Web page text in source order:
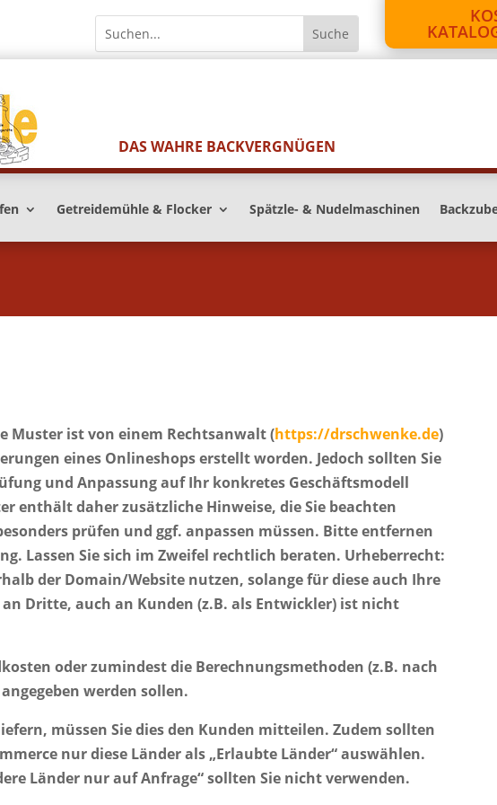
DAS WAHRE BACKVERGNÜGEN
Getreidemühle & Flocker Spätzle- & Nudelmaschinen
Muster ist von einem Rechtsanwalt (https://drschwenke.de)
eines Onlineshops erstellt worden. Jedoch sollten Sie
und Anpassung auf Ihr konkretes Geschäftsmodell
enthält daher zusätzliche Hinweise, die Sie beachten
prüfen und ggf. anpassen müssen. Bitte entfernen
Lassen Sie sich im Zweifel rechtlich beraten. Urheberrecht:
der Domain/Website nutzen, solange für diese auch Ihre
Dritte, auch an Kunden (z.B. als Entwickler) ist nicht
oder zumindest die Berechnungsmethoden (z.B. nach
werden sollen.
müssen Sie dies den Kunden mitteilen. Zudem sollten
nur diese Länder als „Erlaubte Länder“ auswählen.
Länder nur auf Anfrage“ sollten Sie nicht verwenden.